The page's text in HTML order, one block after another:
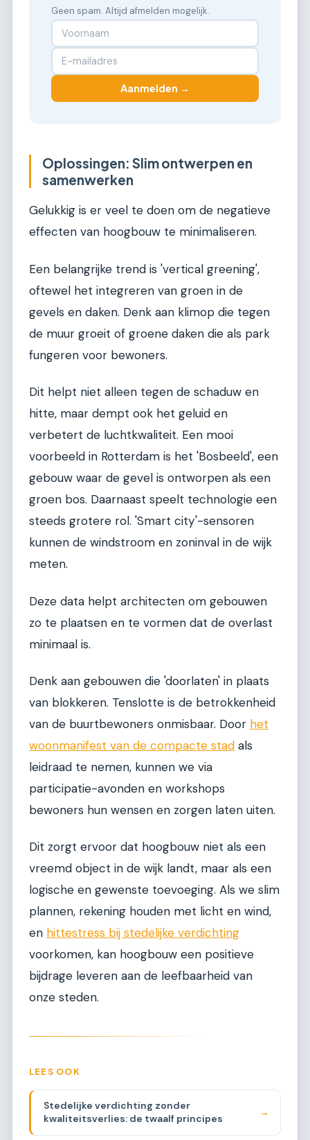
Geen spam. Altijd afmelden mogelijk.
Aanmelden →
Oplossingen: Slim ontwerpen en
samenwerken
Gelukkig is er veel te doen om de negatieve
effecten van hoogbouw te minimaliseren.
Een belangrijke trend is 'vertical greening',
oftewel het integreren van groen in de
gevels en daken. Denk aan klimop die tegen
de muur groeit of groene daken die als park
fungeren voor bewoners.
Dit helpt niet alleen tegen de schaduw en
hitte, maar dempt ook het geluid en
verbetert de luchtkwaliteit. Een mooi
voorbeeld in Rotterdam is het 'Bosbeeld', een
gebouw waar de gevel is ontworpen als een
groen bos. Daarnaast speelt technologie een
steeds grotere rol. 'Smart city'-sensoren
kunnen de windstroom en zoninval in de wijk
meten.
Deze data helpt architecten om gebouwen
zo te plaatsen en te vormen dat de overlast
minimaal is.
Denk aan gebouwen die 'doorlaten' in plaats
van blokkeren. Tenslotte is de betrokkenheid
van de buurtbewoners onmisbaar. Door het
woonmanifest van de compacte stad als
leidraad te nemen, kunnen we via
participatie-avonden en workshops
bewoners hun wensen en zorgen laten uiten.
Dit zorgt ervoor dat hoogbouw niet als een
vreemd object in de wijk landt, maar als een
logische en gewenste toevoeging. Als we slim
plannen, rekening houden met licht en wind,
en hittestress bij stedelijke verdichting
voorkomen, kan hoogbouw een positieve
bijdrage leveren aan de leefbaarheid van
onze steden.
LEES OOK
Stedelijke verdichting zonder
kwaliteitsverlies: de twaalf principes
→